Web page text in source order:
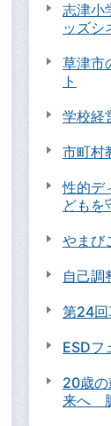
志津小
ッズシ
草津市
ト
学校経
市町村
性的デ
どもを
やまび
自己調
第24回
ESDフ
20歳
来へ